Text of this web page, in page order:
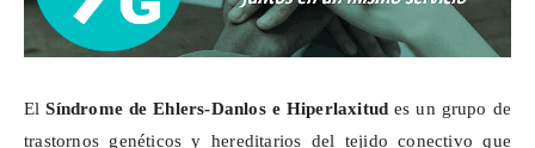
ElSíndrome de Ehlers-Danlos e Hiperlaxitudes un grupo de
trastornos genéticos y hereditarios del tejido conectivo que